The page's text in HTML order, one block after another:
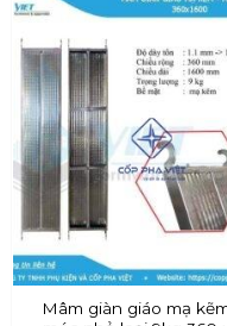
Mâm giàn giáo mạ